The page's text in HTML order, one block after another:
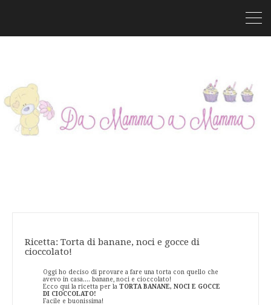
Ricetta: Torta di banane, noci e gocce di
cioccolato!
Oggi ho deciso di provare a fare una torta con quello che
avevo in casa.... banane, noci e cioccolato!
Ecco qui la ricetta per la TORTA BANANE, NOCI E GOCCE
DI CIOCCOLATO!
Facile e buonissima!